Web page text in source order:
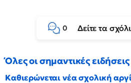
0 Δείτε τα
Όλες οι σημαντικές
Καθιερώνεται νέα σχολική